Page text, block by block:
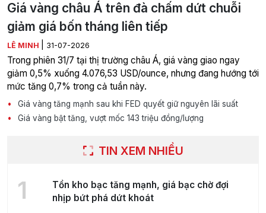
Giá vàng châu Á trên đà chấm dứt chuỗi
giảm giá bốn tháng liên tiếp
LÊ MINH 31-07-2026
Trong phiên 31/7 tại thị trường châu Á, giá vàng giao ngay
giảm 0,5% xuống 4.076,53 USD/ounce, nhưng đang hướng tới
mức tăng 0,7% trong cả tuần này.
Giá vàng tăng mạnh sau khi FED quyết giữ nguyên lãi suất
Giá vàng bật tăng, vượt mốc 143 triệu đồng/lượng
TIN XEM NHIỀU
1
Tồn kho bạc tăng mạnh, giá bạc chờ đợi
nhịp bứt phá dứt khoát